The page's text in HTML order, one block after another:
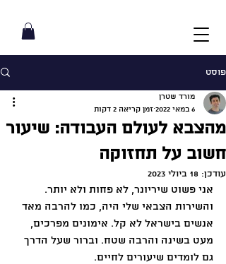
פוסט
מהצבא לעולם העבודה: שיעור
חשוב על תחזוקה
מורד שטרן
6 במאי 2022
זמן קריאה 2 דקות
עודכן: 18 ביולי 2023
אני פשוט שיריונר, לא פחות ולא יותר.
והשירות הצבאי שלי היה, כמו להרבה מאד
אנשים בישראל לא קל. אימונים מפרכים,
מעט בשינה והרבה שטח. וברור שעל הדרך
גם לומדים שיעורים לחיים.